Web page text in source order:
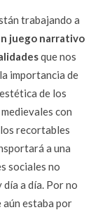
trabajando a
juego narrativo
que nos
importancia de
de los
con
recortables
a una
sociales no
a día. Por no
estaba por